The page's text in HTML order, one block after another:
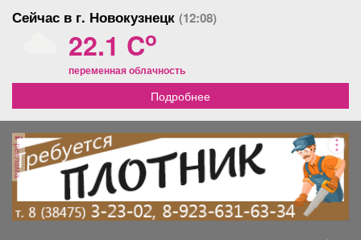
Сейчас в г. Новокузнецк (12:08)
22.1 Co
переменная облачность
Подробнее
реклама